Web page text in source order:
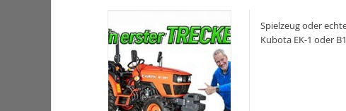
Spielzeug oder
Kubota EK-1 oder